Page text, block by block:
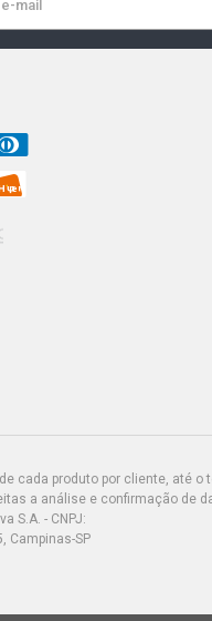
cada produto por cliente, até
a análise e confirmação de
S.A. - CNPJ:
Campinas-SP